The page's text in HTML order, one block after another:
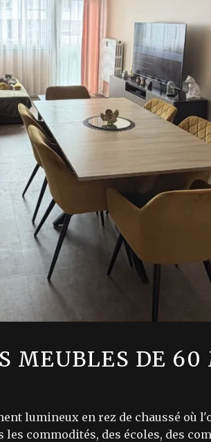
MEUBLES DE
lumineux en rez de chaussé où
commodités, des écoles, des